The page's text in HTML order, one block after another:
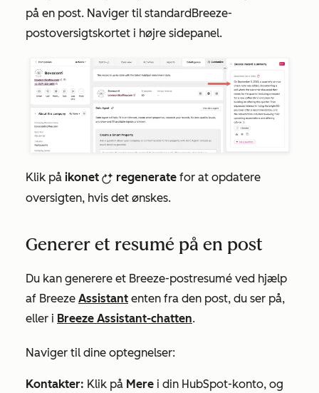
på en post. Naviger til standardBreeze-
postoversigtskortet i højre sidepanel.
Klik på ikonet breezeRegenerateIcon regenerate for at opdatere
oversigten, hvis det ønskes.
Generer et resumé på en post
Du kan generere et Breeze-postresumé ved hjælp
af Breeze Assistant enten fra den post, du ser på,
eller i Breeze Assistant-chatten.
Naviger til dine optegnelser:
Kontakter: Klik på Mere i din HubSpot-konto, og